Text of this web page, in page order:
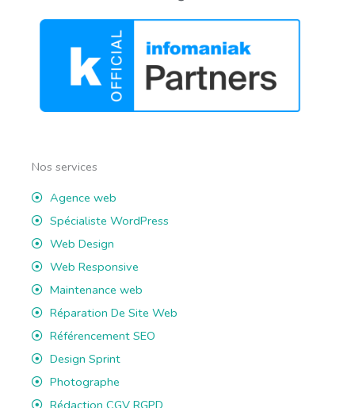
Nos services
Agence web
Spécialiste WordPress
Web Design
Web Responsive
Maintenance web
Réparation De Site Web
Référencement SEO
Design Sprint
Photographe
Rédaction CGV RGPD